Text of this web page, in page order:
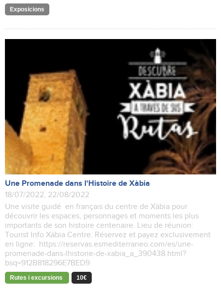
Exposicions
Une Promenade dans l'Histoire de Xàbia
18/07/2022, 22/08/2022
Une visite guidé en français du centre de Xàbia pour
découvrir les espaces, personnages et moments les plus
importants de son histoire centenaire. Lieu de réunion:
Tourist Info Xàbia Centre. Réservez et payez exclusivement
en ligne: https://reservas.esmediterraneo.com/es/une-
promenade-dans-lhistorie-de-xabia_a_390438.html?
bsq=912B818296E7BED9
Rutes i excursions 10€